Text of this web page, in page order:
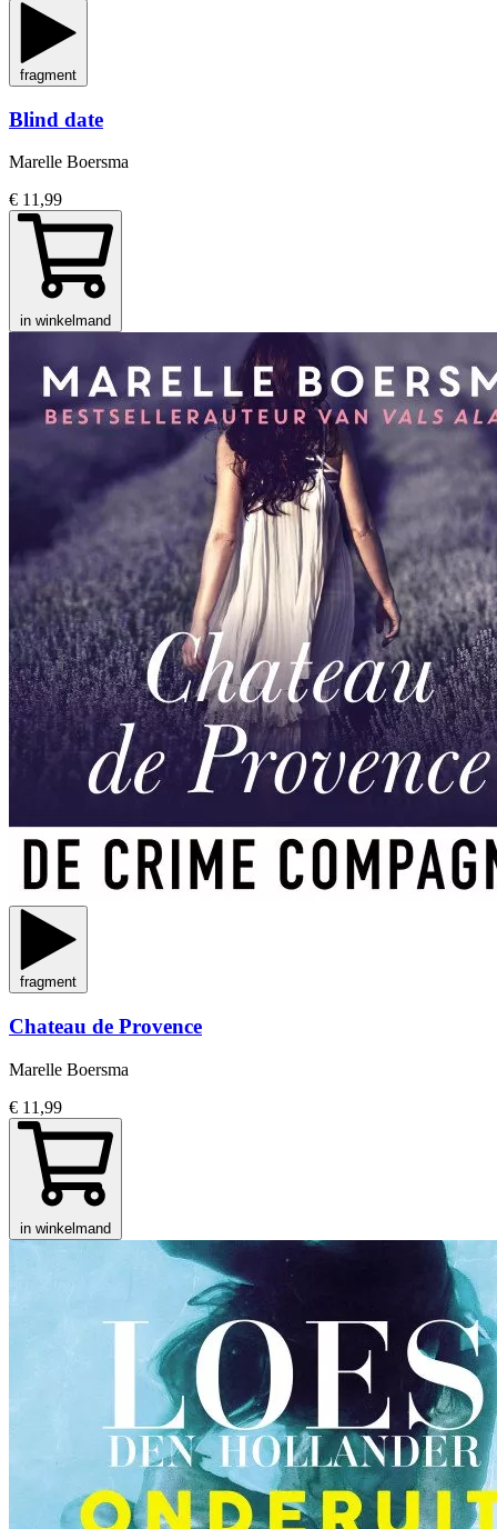
fragment
Blind date
Marelle Boersma
€ 11,99
in winkelmand
fragment
Chateau de Provence
Marelle Boersma
€ 11,99
in winkelmand